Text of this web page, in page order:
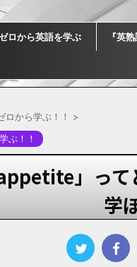
ロから英語を学ぶ 『英
ロから学ぶ！！
>
ぶ！！
」って
学